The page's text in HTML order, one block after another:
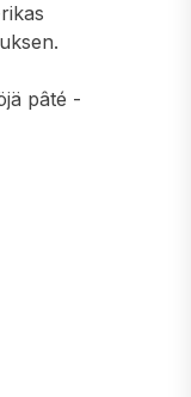
pâté -